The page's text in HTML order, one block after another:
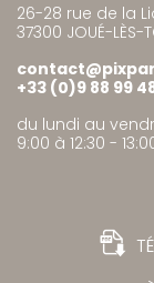
26-28 rue de la
37300 JOUÉ-LÈS-
+33 (0)9 88 99
du lundi au
9:00 à 12:30 -